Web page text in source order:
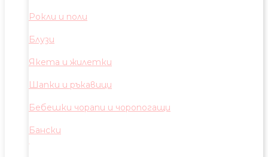
Рокли и поли
Блузи
Якета и жилетки
Шапки и ръкавици
Бебешки чорапи и чоропогащи
Бански